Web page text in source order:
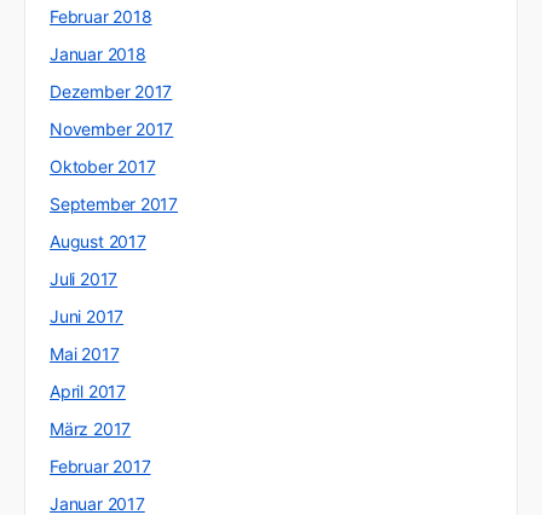
Februar 2018
Januar 2018
Dezember 2017
November 2017
Oktober 2017
September 2017
August 2017
Juli 2017
Juni 2017
Mai 2017
April 2017
März 2017
Februar 2017
Januar 2017